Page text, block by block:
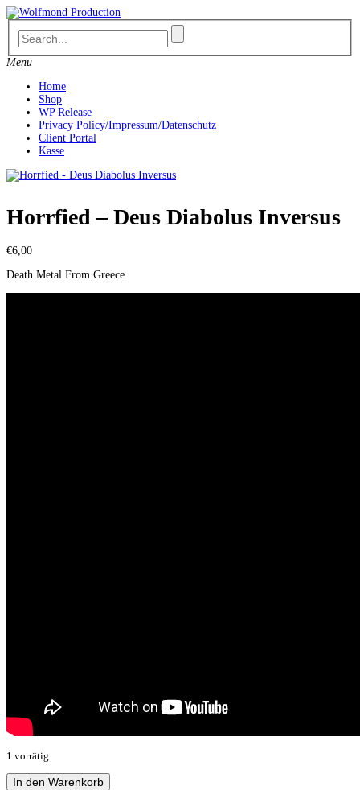
Skip
to
content
Menu
Home
Shop
WP Release
Privacy Policy/Impressum/Datenschutz
Client Portal
Kasse
Horrfied – Deus Diabolus Inversus
€6,00
Death Metal From Greece
1 vorrätig
Horrfied
In den Warenkorb